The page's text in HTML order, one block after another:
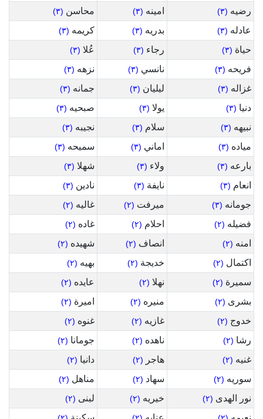
رضيه (٣) امينه (٣) محاسن (٣)
عادله (٣) بدريه (٣) كريمه (٣)
حياة (٣) رجاء (٣) عُلا (٣)
فريحه (٣) نانسي (٣) نزهه (٣)
غزاله (٣) ليليان (٣) جمانه (٣)
دنيا (٣) يولا (٣) صبحيه (٣)
نبيهه (٣) سلام (٣) نجيبه (٣)
مياده (٣) اماني (٣) سميحه (٣)
بارعه (٣) ولاء (٣) شهلا (٣)
انعام (٣) نايفة (٣) نادين (٣)
جومانه (٣) ميرفت (٢) غاليه (٢)
فضيله (٢) احلام (٢) غاده (٢)
امنه (٢) انصاف (٢) شهيده (٢)
اكتمال (٢) خديجة (٢) بهيه (٢)
سميرة (٢) نهلا (٢) عايده (٢)
بشرى (٢) منيره (٢) اميرة (٢)
خدوج (٢) غازيه (٢) غنوه (٢)
رشا (٢) ناهده (٢) جومانا (٢)
غنيه (٢) هاجر (٢) دانيا (٢)
سوريه (٢) سهاد (٢) مناهل (٢)
نور الهدى (٢) خيريه (٢) لبنى (٢)